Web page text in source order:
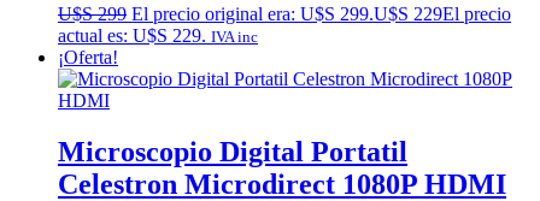
U$S299 El precio original era: U$S 299.U$S 229El precio
actual es: U$S 229. IVA inc
¡Oferta!
Microscopio Digital Portatil
Celestron Microdirect 1080P HDMI